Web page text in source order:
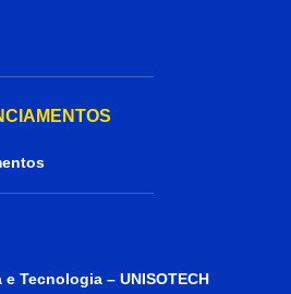
Tecnologia – UNISOTECH